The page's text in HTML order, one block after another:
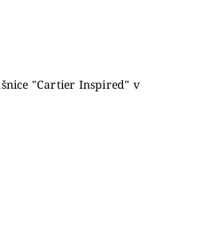
"Cartier Inspired" v